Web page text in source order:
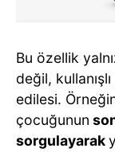
Bu özellik
değil,
edilesi.
çocuğunun
sorgulayarak